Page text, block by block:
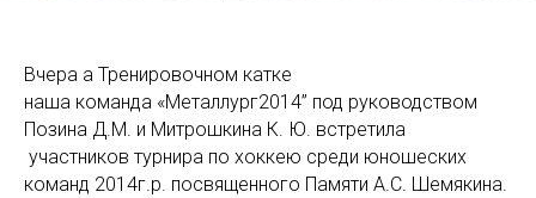
Вчера а Тренировочном катке
наша команда «Металлург2014” под руководством
Позина Д.М. и Митрошкина К. Ю. встретила
участников турнира по хоккею среди юношеских
команд 2014г.р. посвященного Памяти А.С. Шемякина.